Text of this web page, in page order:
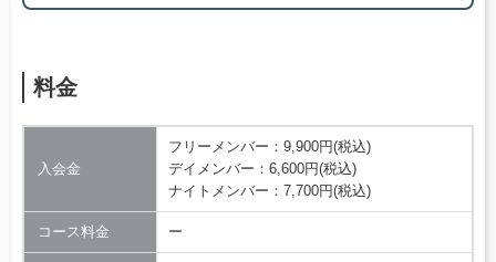
料金
入会金
フリーメンバー：9,900円(税込)
デイメンバー：6,600円(税込)
ナイトメンバー：7,700円(税込)
コース料金 ー